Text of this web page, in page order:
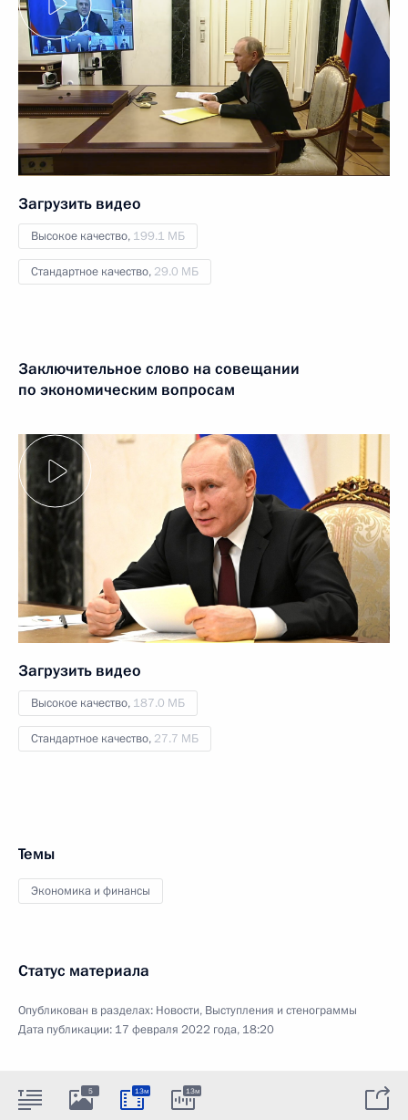
Загрузить видео
Высокое качество, 199.1 МБ
Стандартное качество, 29.0 МБ
Заключительное слово на совещании
по экономическим вопросам
Загрузить видео
Высокое качество, 187.0 МБ
Стандартное качество, 27.7 МБ
Темы
Экономика и финансы
Статус материала
Опубликован в разделах: Новости, Выступления и стенограммы
Дата публикации: 17 февраля 2022 года, 18:20
5 13м 13м